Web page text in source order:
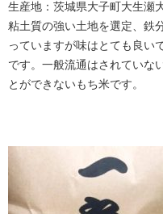
生産地：茨城県大子町大生瀬
粘土質の強い土地を選定、鉄
っていますが味はとても良い
です。一般流通はされていな
とができないもち米です。